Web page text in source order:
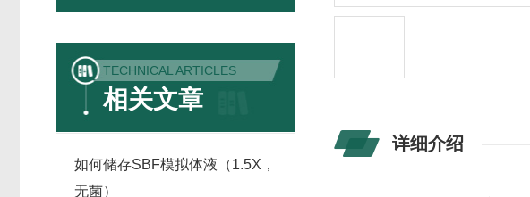
TECHNICAL ARTICLES
相关文章
如何储存SBF模拟体液（1.5X，
无菌）
详细介绍